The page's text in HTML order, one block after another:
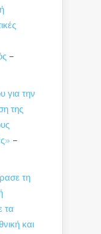
–
για την
της
–
τη
τα
και